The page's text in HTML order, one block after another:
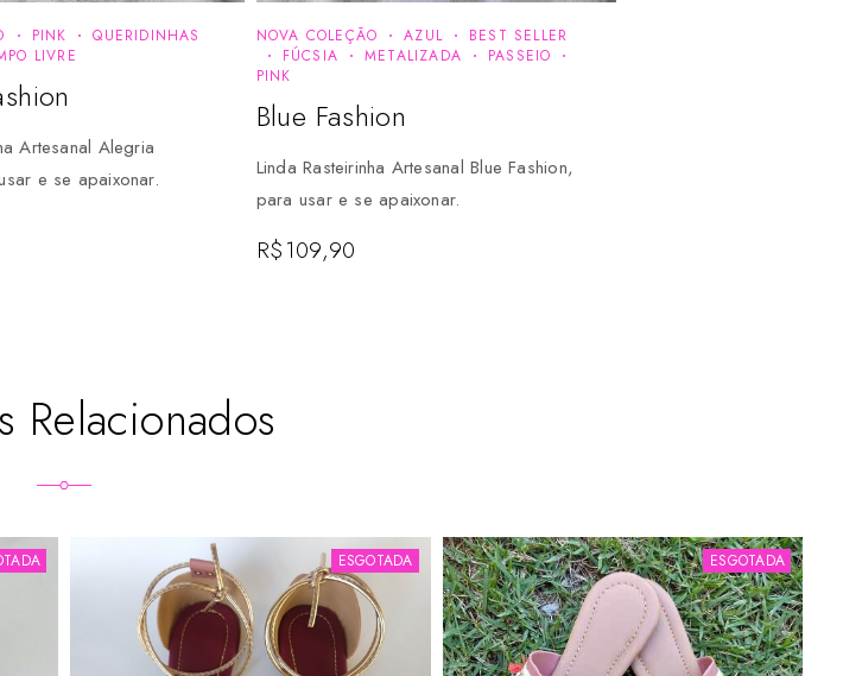
PINK
QUERIDINHAS
LIVRE
Artesanal Alegria
e se apaixonar.
NOVA COLEÇÃO AZUL
BEST SELLER
FÚCSIA
METALIZADA
PASSEIO
PINK
Blue Fashion
Linda Rasteirinha Artesanal Blue Fashion,
para usar e se apaixonar.
R$109,90
Relacionados
ESGOTADA ESGOTADA